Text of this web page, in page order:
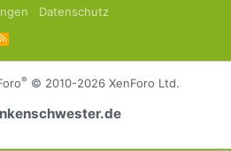
Datenschutz
R
S
S
® © 2010-2026 XenForo Ltd.